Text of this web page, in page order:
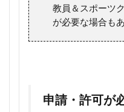
教員＆スポーツ
が必要な場合も
申請・許可が